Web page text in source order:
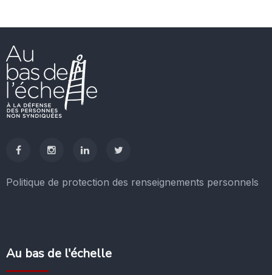
Politique de protection des renseignements personnels
Au bas de l'échelle